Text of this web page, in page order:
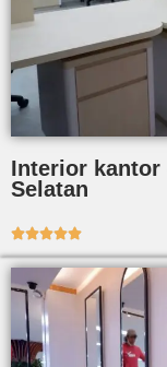
Interior kantor
Selatan
